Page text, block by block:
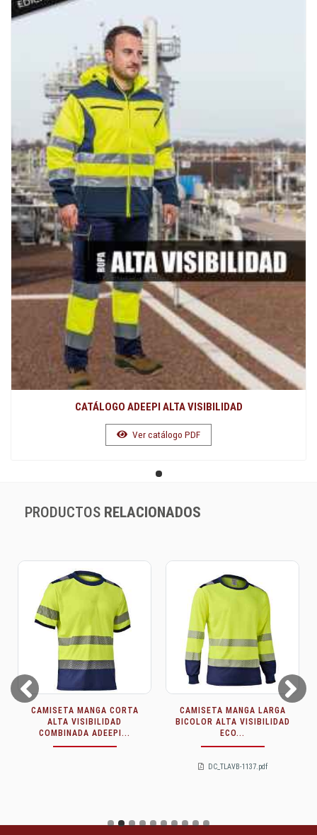
CATÁLOGO ADEEPI ALTA VISIBILIDAD
Ver catálogo PDF
PRODUCTOS RELACIONADOS
Prev
CAMISETA MANGA CORTA
ALTA VISIBILIDAD
COMBINADA ADEEPI...
CAMISETA MANGA LARGA
BICOLOR ALTA VISIBILIDAD
ECO...
DC_TLAVB-1137.pdf
Next